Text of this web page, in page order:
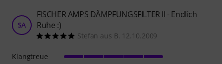
SA
FISCHER AMPS DÄMPFUNGSFILTER II - Endlich
Ruhe :)
Stefan aus B. 12.10.2009
Klangtreue